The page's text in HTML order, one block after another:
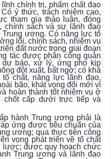
chính trị, phẩm chất đạo
ý thức, trách nhiệm cao,
tham gia thảo luận, đóng
chính sách và sự lãnh đạo
Trung ương. Có năng lực tổ
lối, chính sách, nhiệm vụ
đất nước trong giai đoạn
tác được phân công quản
dự báo, xử lý, ứng phó kịp
đột xuất, bất ngờ; có khả
chất, năng lực lãnh đạo,
bão, khát vọng đổi mới vì
hoàn thành tốt nhiệm vụ ở
chốt cấp dưới trực tiếp và
hành Trung ương phải là
ứng được tiêu chuẩn của
ương; qua thực tiễn công
vọng phát triển về tố chất
lược; được quy hoạch chức
Trung ương và lãnh đạo